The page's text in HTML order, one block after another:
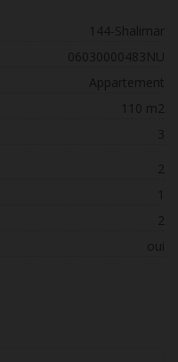
144-Shalimar
06030000483NU
Appartement
110 m2
3
2
1
2
oui